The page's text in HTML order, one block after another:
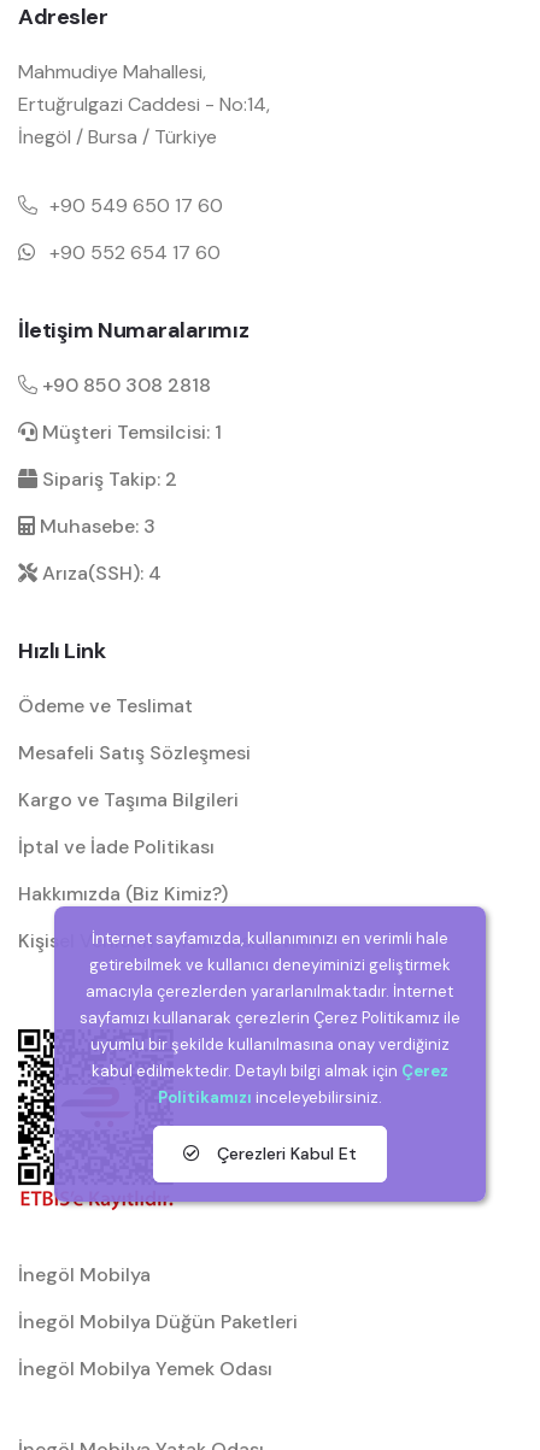
Adresler
Mahmudiye Mahallesi,
Ertuğrulgazi Caddesi - No:14,
İnegöl / Bursa / Türkiye
+90 549 650 17 60
+90 552 654 17 60
İletişim Numaralarımız
+90 850 308 2818
Müşteri Temsilcisi: 1
Sipariş Takip: 2
Muhasebe: 3
Arıza(SSH): 4
Hızlı Link
Ödeme ve Teslimat
Mesafeli Satış Sözleşmesi
Kargo ve Taşıma Bilgileri
İptal ve İade Politikası
Hakkımızda (Biz Kimiz?)
Kişisel Verilerin Korunması (KVKK)
İnegöl Mobilya
İnegöl Mobilya Düğün Paketleri
İnegöl Mobilya Yemek Odası
İnternet sayfamızda, kullanımınızı en verimli hale
getirebilmek ve kullanıcı deneyiminizi geliştirmek
amacıyla çerezlerden yararlanılmaktadır. İnternet
sayfamızı kullanarak çerezlerin Çerez Politikamız ile
uyumlu bir şekilde kullanılmasına onay verdiğiniz
kabul edilmektedir. Detaylı bilgi almak için Çerez
Politikamızı inceleyebilirsiniz.
Çerezleri Kabul Et